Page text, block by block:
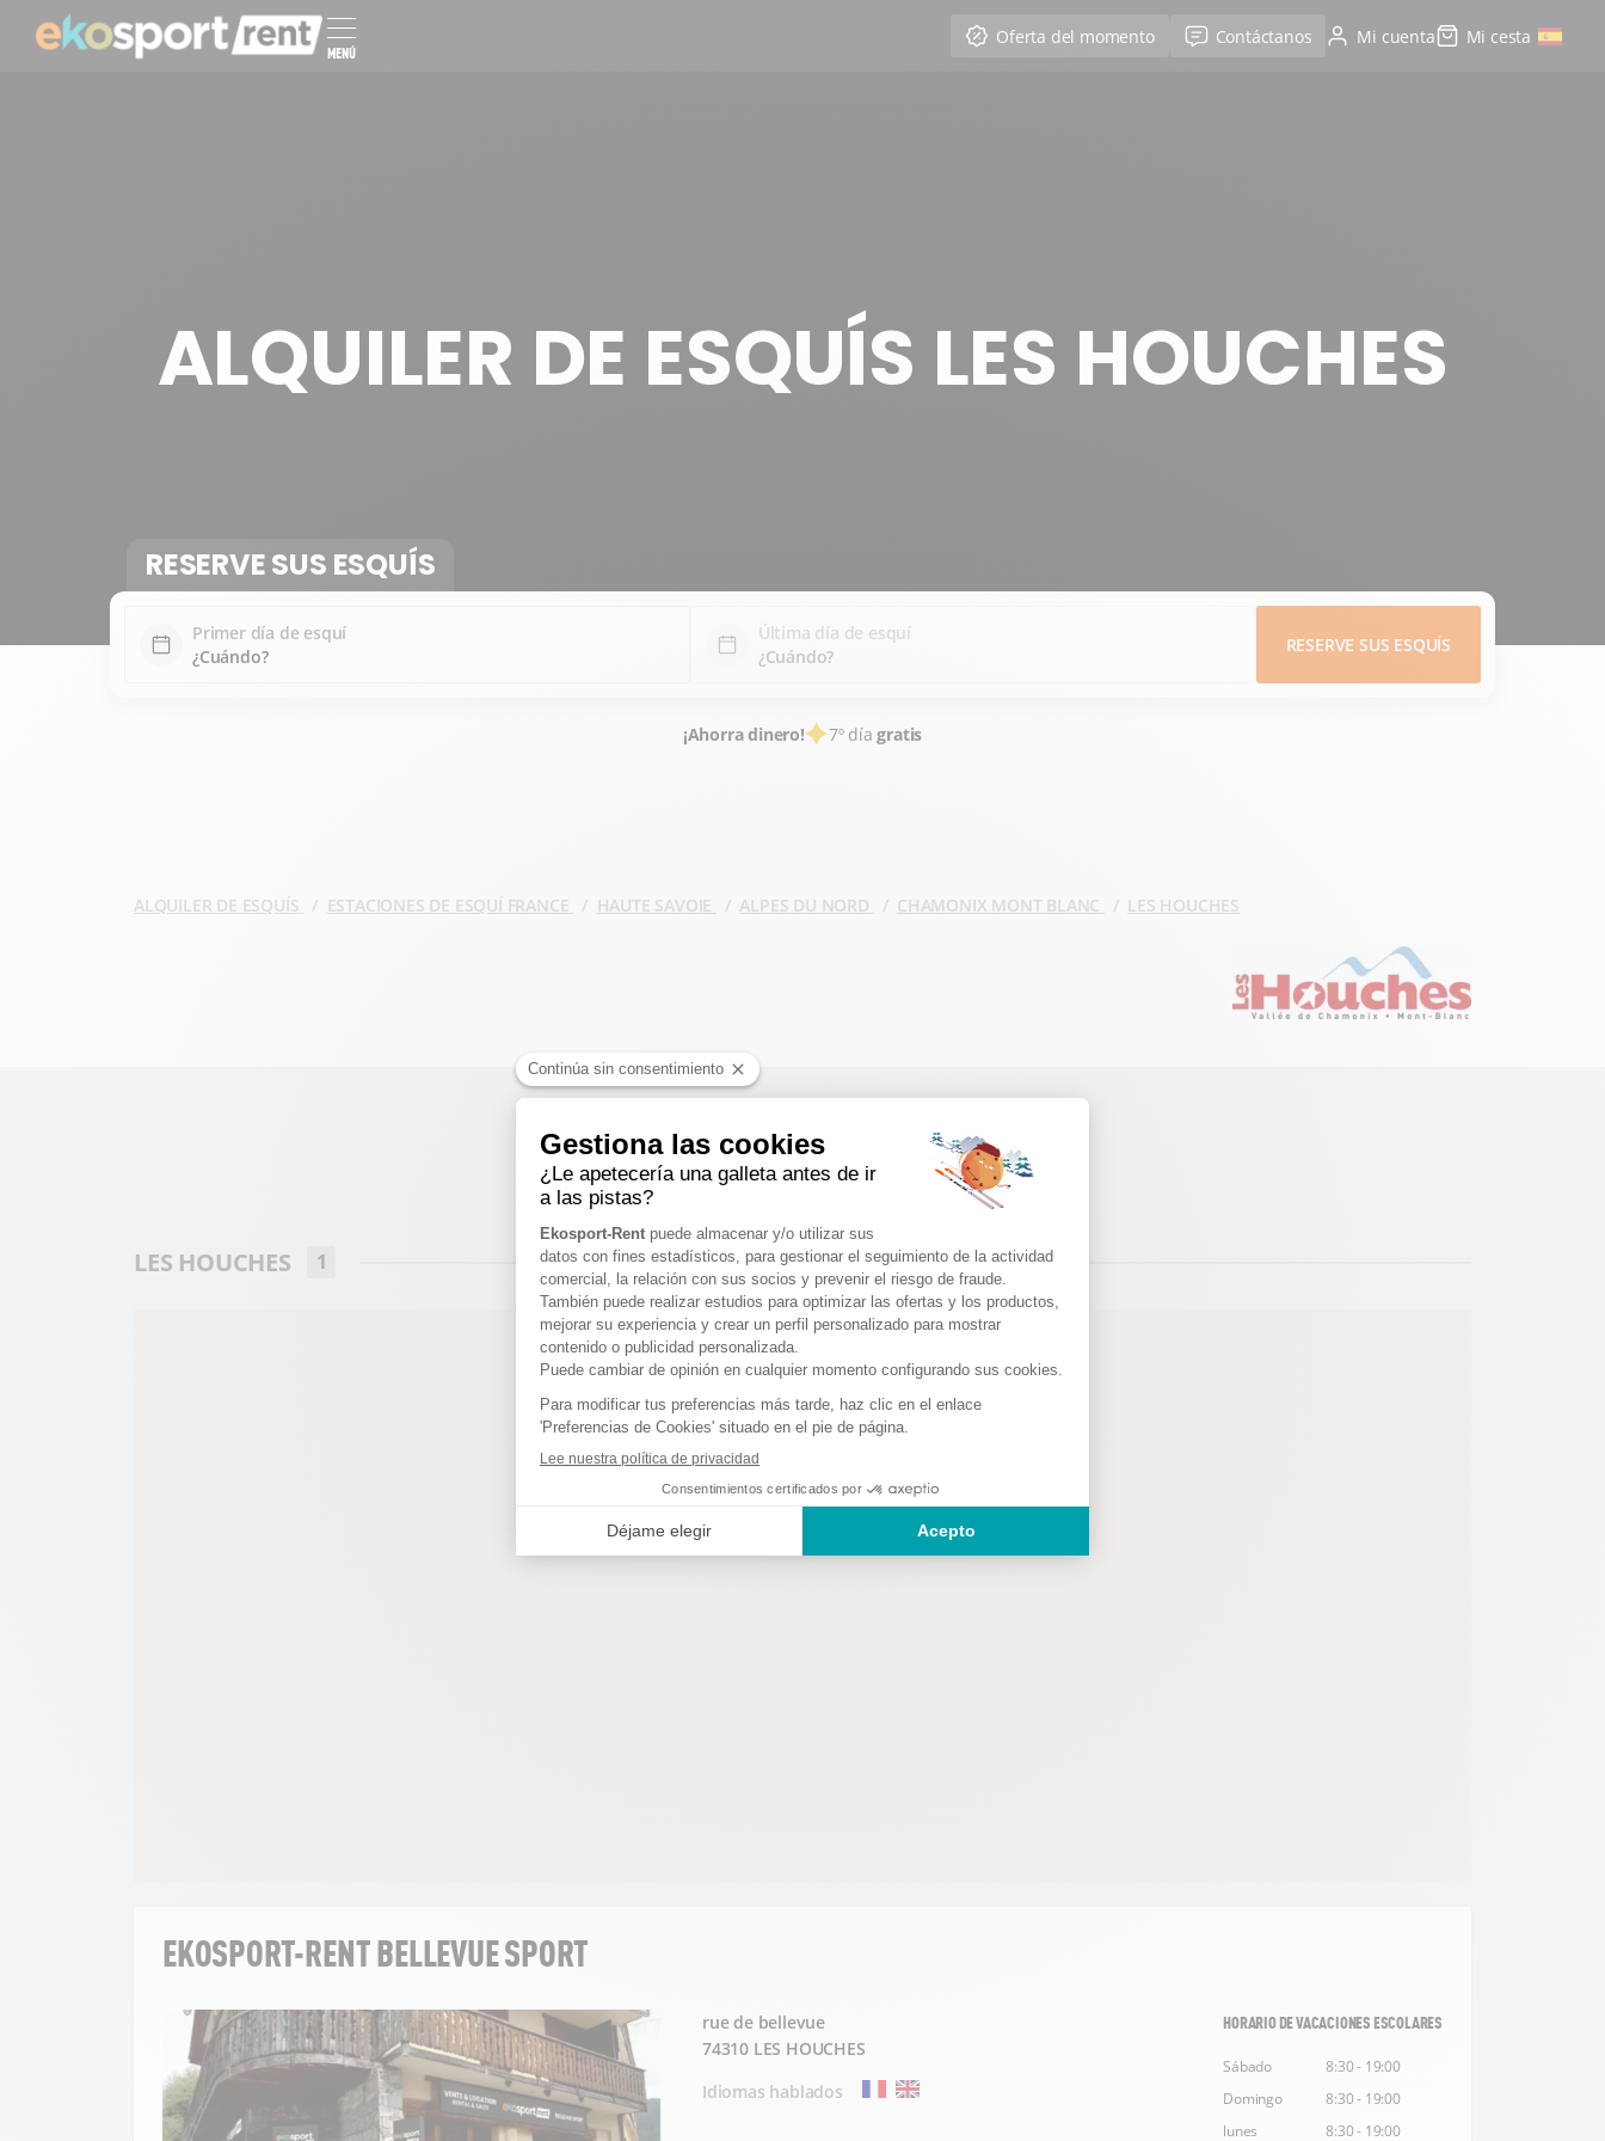
MENÚ
Oferta del momento Contáctanos Mi cuenta Mi cesta
ALQUILER DE ESQUÍS LES HOUCHES
RESERVE SUS ESQUÍS
Primer día de esquí Última día de esquí
RESERVE SUS ESQUÍS
¡Ahorra dinero! 7º díagratis
ALQUILER DE ESQUÍS ESTACIONES DE ESQUÍ FRANCE HAUTE SAVOIE ALPES DU NORD CHAMONIX MONT BLANC LES HOUCHES
LES HOUCHES : 1 TIENDA
LES HOUCHES 1
EKOSPORT-RENT BELLEVUE SPORT
rue de bellevue
74310 LES HOUCHES
Idiomas hablados
HORARIO DE VACACIONES ESCOLARES
Sábado
8:30 - 19:00
Domingo
8:30 - 19:00
lunes
8:30 - 19:00